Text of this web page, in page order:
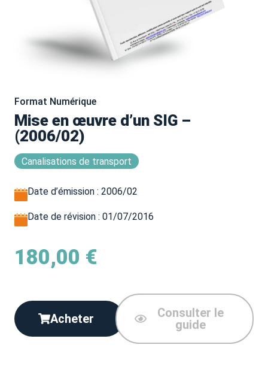
Format Numérique
Mise en œuvre d’un SIG –
(2006/02)
Canalisations de transport
Date d’émission : 2006/02
Date de révision : 01/07/2016
180,00 €
Acheter
Consulter le
guide